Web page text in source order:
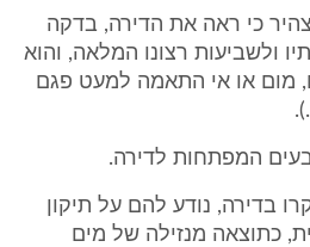
כי ראה את הדירה, בדקה
ולשביעות רצונו המלאה, והוא
מום או אי התאמה למעט פגם
בדירה, נודע להם על תיקון
כתוצאה מנזילה של מים